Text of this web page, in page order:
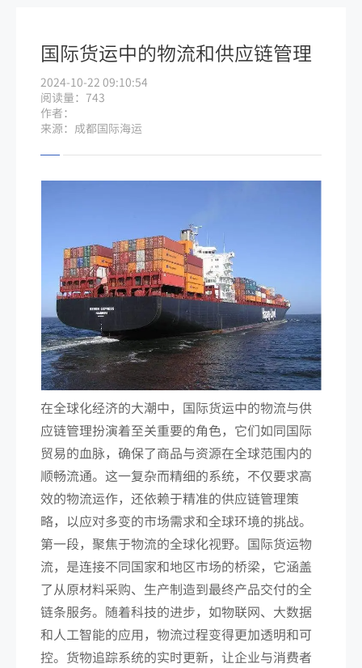
国际货运中的物流和供应链管理
2024-10-22 09:10:54
阅读量：743
作者：
来源：成都国际海运
在全球化经济的大潮中，国际货运中的物流与供
应链管理扮演着至关重要的角色，它们如同国际
贸易的血脉，确保了商品与资源在全球范围内的
顺畅流通。这一复杂而精细的系统，不仅要求高
效的物流运作，还依赖于精准的供应链管理策
略，以应对多变的市场需求和全球环境的挑战。
第一段，聚焦于物流的全球化视野。国际货运物
流，是连接不同国家和地区市场的桥梁，它涵盖
了从原材料采购、生产制造到最终产品交付的全
链条服务。随着科技的进步，如物联网、大数据
和人工智能的应用，物流过程变得更加透明和可
控。货物追踪系统的实时更新，让企业与消费者